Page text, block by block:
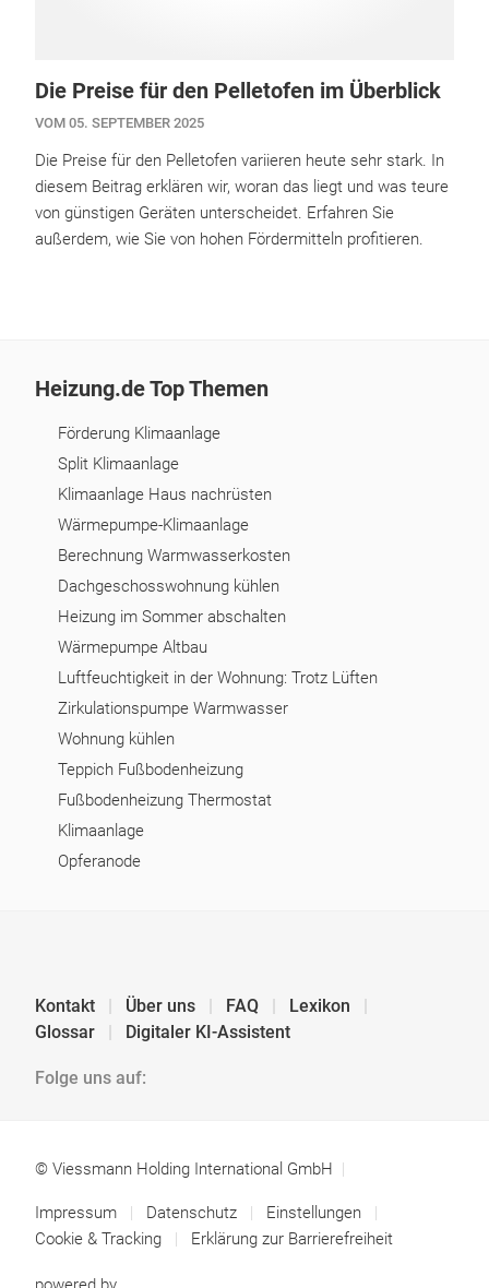
Die Preise für den Pelletofen im Überblick
VOM 05. SEPTEMBER 2025
Die Preise für den Pelletofen variieren heute sehr stark. In
diesem Beitrag erklären wir, woran das liegt und was teure
von günstigen Geräten unterscheidet. Erfahren Sie
außerdem, wie Sie von hohen Fördermitteln profitieren.
Heizung.de Top Themen
Förderung Klimaanlage
Split Klimaanlage
Klimaanlage Haus nachrüsten
Wärmepumpe-Klimaanlage
Berechnung Warmwasserkosten
Dachgeschosswohnung kühlen
Heizung im Sommer abschalten
Wärmepumpe Altbau
Luftfeuchtigkeit in der Wohnung: Trotz Lüften
Zirkulationspumpe Warmwasser
Wohnung kühlen
Teppich Fußbodenheizung
Fußbodenheizung Thermostat
Klimaanlage
Opferanode
Kontakt Über uns FAQ
Lexikon
Glossar
Digitaler KI-Assistent
Folge uns auf:
© Viessmann Holding International GmbH
Impressum Datenschutz
Einstellungen
Cookie & Tracking
Erklärung zur Barrierefreiheit